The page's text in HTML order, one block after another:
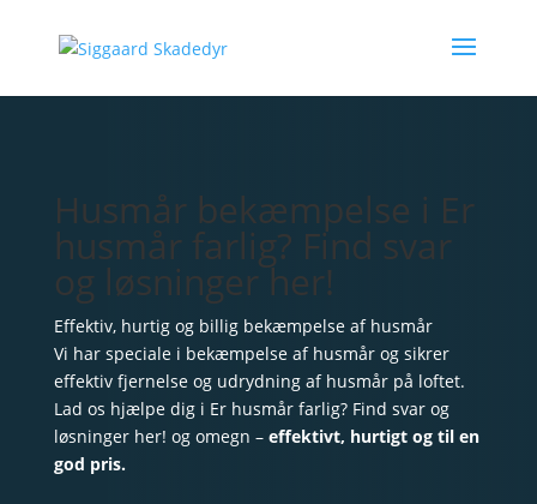
Husmår bekæmpelse i Er
husmår farlig? Find svar
og løsninger her!
Effektiv, hurtig og billig bekæmpelse af husmår
Vi har speciale i bekæmpelse af husmår og sikrer
effektiv fjernelse og udrydning af husmår på loftet.
Lad os hjælpe dig i Er husmår farlig? Find svar og
løsninger her! og omegn –effektivt, hurtigt og til en
god pris.